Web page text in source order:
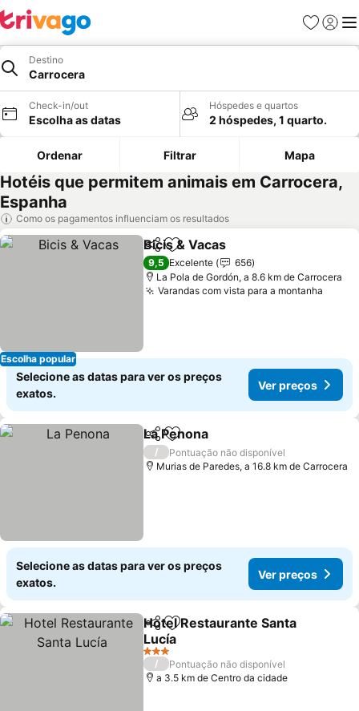
Favoritos
Iniciar
Destino
Carrocera
Check-in/out
Escolha as datas
Hóspedes e quartos
2 hóspedes, 1 quarto.
Ordenar Filtrar Mapa
Hotéis que permitem animais em Carrocera,
Espanha
Como os pagamentos influenciam os resultados
Escolha popular
PartilharAdicionar aos favoritos
Bicis & Vacas
9,5 Excelente
656
La Pola de Gordón, a 8.6 km de Carrocera
Varandas com vista para a montanha
Selecione as datas para ver os preços
exatos.
Ver preços
PartilharAdicionar aos favoritos
La Penona
/
Pontuação não disponível
Murias de Paredes, a 16.8 km de Carrocera
Selecione as datas para ver os preços
exatos.
Ver preços
PartilharAdicionar aos favoritos
Hotel Restaurante Santa
Lucía
3 Estrelas
/
Pontuação não disponível
a 3.5 km de Centro da cidade